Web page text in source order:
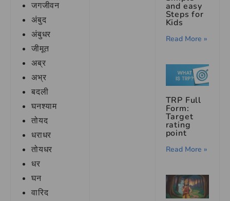
जगजीवन
अंबुद
अंबुधर
जीमूत
अब्र
अभ्र
बदली
घनश्याम
तोयद
धराधर
तोयधर
धर
घन
वारिद
and easy
Steps for
Kids
Read More »
TRP Full
Form:
Target
rating
point
Read More »